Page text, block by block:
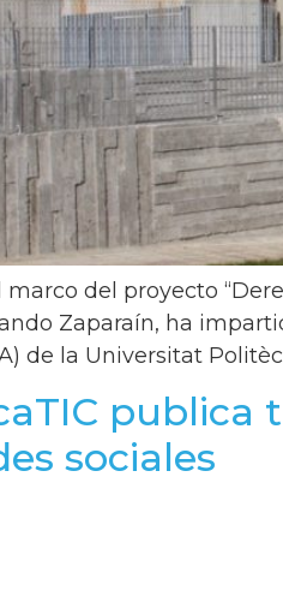
marco del proyecto
Zaparaín, ha
de la Universitat
publica
sociales